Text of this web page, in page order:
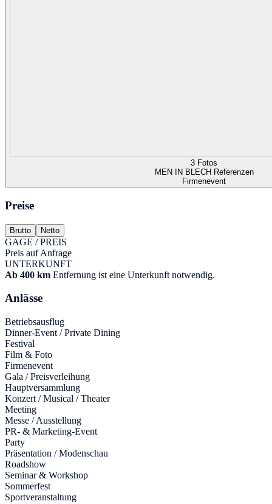
3 Fotos
MEN IN BLECH Referenzen
Firmenevent
Preise
Brutto Netto
GAGE / PREIS
Preis auf Anfrage
UNTERKUNFT
Ab 400 km Entfernung ist eine Unterkunft notwendig.
Anlässe
Betriebsausflug
Dinner-Event / Private Dining
Festival
Film & Foto
Firmenevent
Gala / Preisverleihung
Hauptversammlung
Konzert / Musical / Theater
Meeting
Messe / Ausstellung
PR- & Marketing-Event
Party
Präsentation / Modenschau
Roadshow
Seminar & Workshop
Sommerfest
Sportveranstaltung